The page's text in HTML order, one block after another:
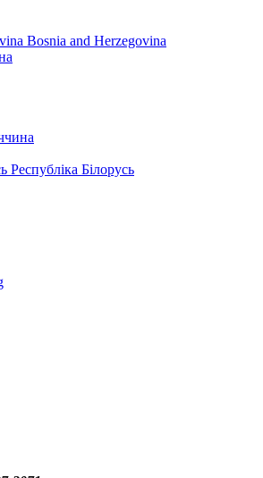
Bosnia and Herzegovina
Республіка Білорусь